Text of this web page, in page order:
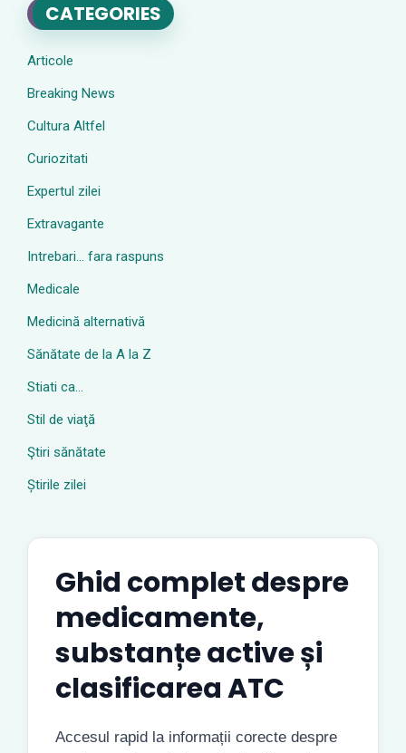
CATEGORIES
Articole
Breaking News
Cultura Altfel
Curiozitati
Expertul zilei
Extravagante
Intrebari… fara raspuns
Medicale
Medicină alternativă
Sănătate de la A la Z
Stiati ca…
Stil de viaţă
Ştiri sănătate
Știrile zilei
Ghid complet despre
medicamente,
substanțe active și
clasificarea ATC
Accesul rapid la informații corecte despre